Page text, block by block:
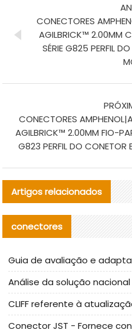
CONECTORES
AGILBRICK™ 2.00MM
SÉRIE G825 PERFIL
CONECTORES
AGILBRICK™ 2.00MM FIO-
G823 PERFIL DO CONETOR
Artigos relacionados
conectores